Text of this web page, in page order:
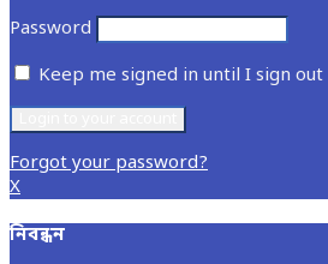
Password
Keep me signed in until I sign out
Forgot your password?
X
নিবন্ধন